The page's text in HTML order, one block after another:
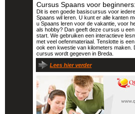
Cursus Spaans voor beginners:
Dit is een goede basiscursus voor
Spaans wil leren. U kunt er alle kanten
u Spaans leren voor de vakantie, voor
als hobby? Dan geeft deze cursus u
start. We gebruiken een interactieve
met veel oefenmateriaal. Tenslotte is
ook een kwestie van kilometers maken.
cursus wordt gegeven in Breda.
Lees hier verder